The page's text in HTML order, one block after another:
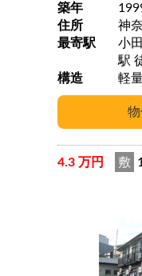
築年
住所
神
最寄駅
小
構造
軽
4.3 万円 敷